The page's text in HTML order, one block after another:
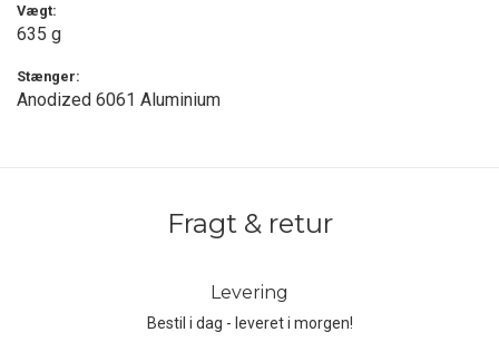
Vægt:
635 g
Stænger:
Anodized 6061 Aluminium
Fragt & retur
Levering
Bestil i dag - leveret i morgen!